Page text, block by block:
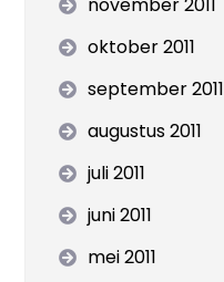
oktober 2011
september 2011
augustus 2011
juli 2011
juni 2011
mei 2011